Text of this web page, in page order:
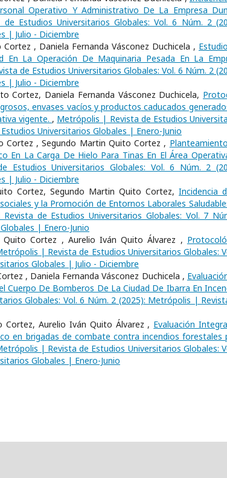
Operativo Y Administrativo De La Empresa
Estudios Universitarios Globales: Vol. 6 Núm. 2
| Julio - Diciembre
, Daniela Fernanda Vásconez Duchicela ,
La Operación De Maquinaria Pesada En La
de Estudios Universitarios Globales: Vol. 6 Núm. 2
| Julio - Diciembre
Cortez, Daniela Fernanda Vásconez Duchicela,
envases vacíos y productos caducados
vigente. , Metrópolis | Revista de Estudios
Universitarios Globales | Enero-Junio
Cortez , Segundo Martin Quito Cortez ,
En La Carga De Hielo Para Tinas En El Área
Estudios Universitarios Globales: Vol. 6 Núm. 2
| Julio - Diciembre
Cortez, Segundo Martin Quito Cortez, Incidencia
y la Promoción de Entornos Laborales
de Estudios Universitarios Globales: Vol. 7
| Enero-Junio
Quito Cortez , Aurelio Iván Quito Álvarez ,
| Revista de Estudios Universitarios Globales:
Globales | Julio - Diciembre
, Daniela Fernanda Vásconez Duchicela ,
Cuerpo De Bomberos De La Ciudad De Ibarra En
Globales: Vol. 6 Núm. 2 (2025): Metrópolis |
Cortez, Aurelio Iván Quito Álvarez , Evaluación
en brigadas de combate contra incendios forestales
| Revista de Estudios Universitarios Globales:
Globales | Enero-Junio